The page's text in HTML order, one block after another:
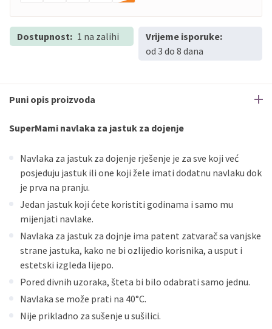
Dostupnost: 1 na zalihi
Vrijeme isporuke:
od 3 do 8 dana
Puni opis proizvoda
SuperMami navlaka za jastuk za dojenje
Navlaka za jastuk za dojenje rješenje je za sve koji već
posjeduju jastuk ili one koji žele imati dodatnu navlaku dok
je prva na pranju.
Jedan jastuk koji ćete koristiti godinama i samo mu
mijenjati navlake.
Navlaka za jastuk za dojnje ima patent zatvarač sa vanjske
strane jastuka, kako ne bi ozlijedio korisnika, a usput i
estetski izgleda lijepo.
Pored divnih uzoraka, šteta bi bilo odabrati samo jednu.
Navlaka se može prati na 40°C.
Nije prikladno za sušenje u sušilici.